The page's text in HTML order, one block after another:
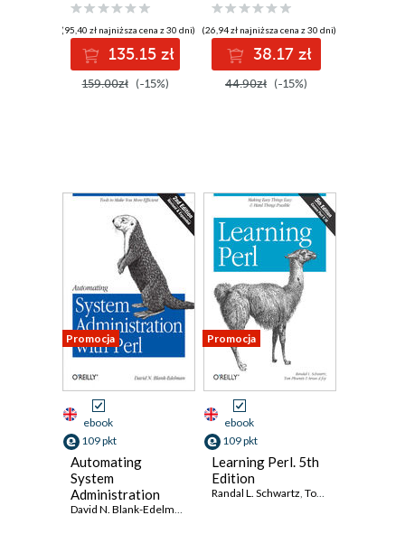
(95,40 zł najniższa cena z 30 dni)
135.15 zł
159.00zł (-15%)
(26,94 zł najniższa cena z 30 dni)
38.17 zł
44.90zł (-15%)
Promocja
ebook
109 pkt
Automating
System
Administration
with Perl. Tools toDavid N. Blank-Edelman
Promocja
ebook
109 pkt
Learning Perl. 5th
Edition
Randal L. Schwartz, Tom Phoenix